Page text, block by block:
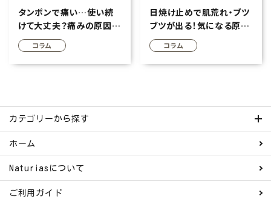
タンポンで痛い…使い続
けて大丈夫？痛みの原因・
安全な使い方について
コラム
日焼け止めで肌荒れ・ブツ
ブツが出る！気になる原
因・対策を徹底解説
コラム
カテゴリーから探す
ホーム
Naturiasについて
ご利用ガイド